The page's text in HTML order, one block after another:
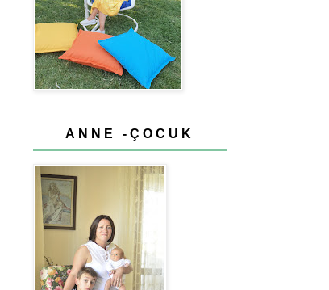
ANNE -ÇOCUK